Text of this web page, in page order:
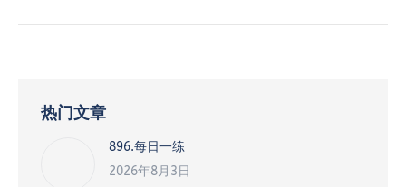
热门文章
896.每日一练
2026年8月3日